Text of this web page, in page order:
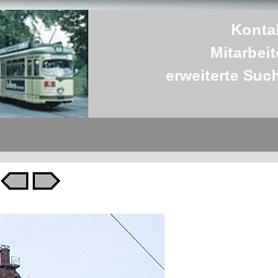
erweiterte